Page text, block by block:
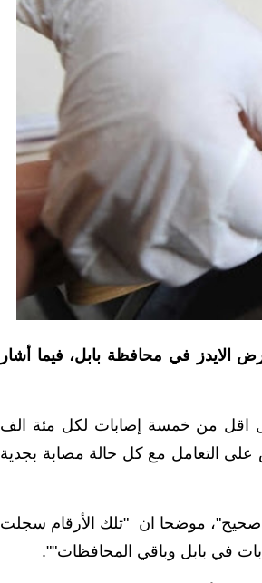
السبت (27 نيسان 2024)، تسجيلها 27 إصابة بمرض الايدز في محافظة بابل، فيما أشار
اقل من خمسة إصابات لكل مئة الف
على التعامل مع كل حالة مصابة بجدية
صحيح"، موضحا ان "تلك الأرقام سجلت